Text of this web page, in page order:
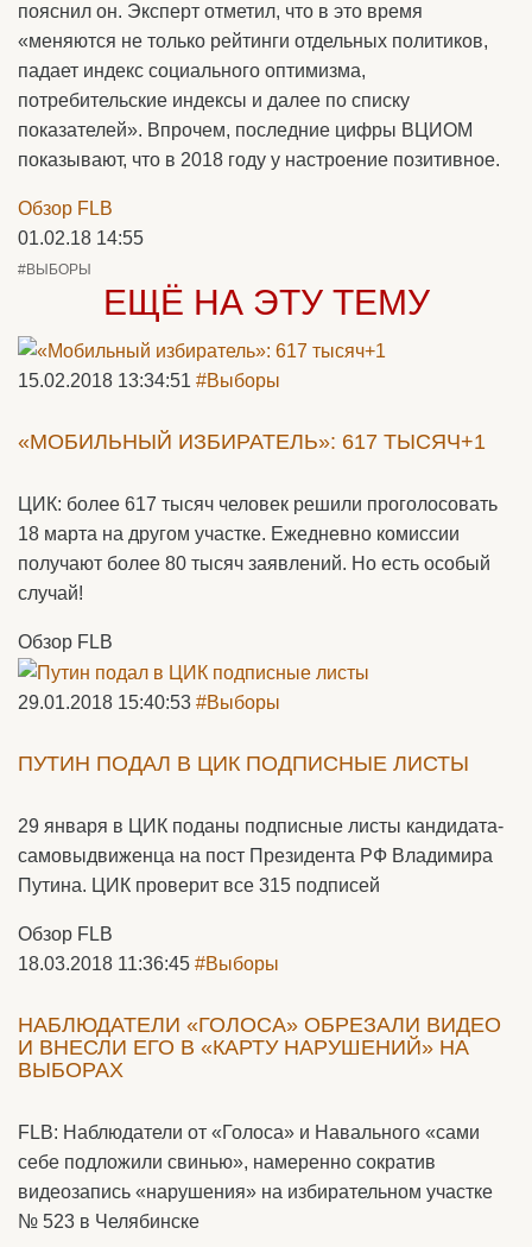
пояснил он. Эксперт отметил, что в это время
«меняются не только рейтинги отдельных политиков,
падает индекс социального оптимизма,
потребительские индексы и далее по списку
показателей». Впрочем, последние цифры ВЦИОМ
показывают, что в 2018 году у настроение позитивное.
Обзор FLB
01.02.18 14:55
#ВЫБОРЫ
ЕЩЁ НА ЭТУ ТЕМУ
15.02.2018 13:34:51 #Выборы
«МОБИЛЬНЫЙ ИЗБИРАТЕЛЬ»: 617 ТЫСЯЧ+1
ЦИК: более 617 тысяч человек решили проголосовать
18 марта на другом участке. Ежедневно комиссии
получают более 80 тысяч заявлений. Но есть особый
случай!
Обзор FLB
29.01.2018 15:40:53 #Выборы
ПУТИН ПОДАЛ В ЦИК ПОДПИСНЫЕ ЛИСТЫ
29 января в ЦИК поданы подписные листы кандидата-
самовыдвиженца на пост Президента РФ Владимира
Путина. ЦИК проверит все 315 подписей
Обзор FLB
18.03.2018 11:36:45 #Выборы
НАБЛЮДАТЕЛИ «ГОЛОСА» ОБРЕЗАЛИ ВИДЕО
И ВНЕСЛИ ЕГО В «КАРТУ НАРУШЕНИЙ» НА
ВЫБОРАХ
FLB: Наблюдатели от «Голоса» и Навального «сами
себе подложили свинью», намеренно сократив
видеозапись «нарушения» на избирательном участке
№ 523 в Челябинске